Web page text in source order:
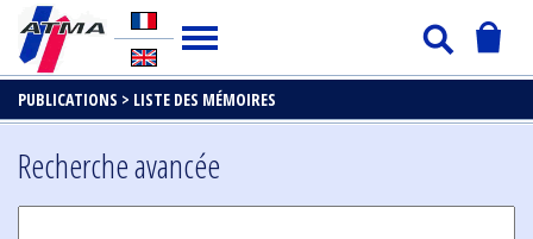
PUBLICATIONS > LISTE DES MÉMOIRES
Recherche avancée